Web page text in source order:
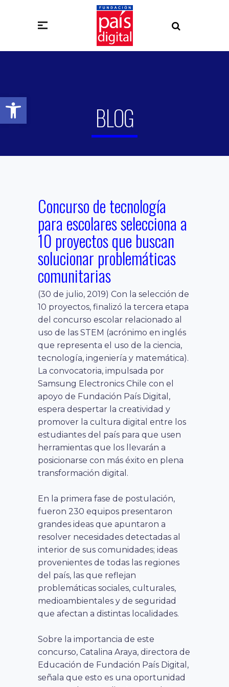
Abrir barra de herramientas
BLOG
Concurso de tecnología
para escolares selecciona a
10 proyectos que buscan
solucionar problemáticas
comunitarias
(30 de julio, 2019) Con la selección de
10 proyectos, finalizó la tercera etapa
del concurso escolar relacionado al
uso de las STEM (acrónimo en inglés
que representa el uso de la ciencia,
tecnología, ingeniería y matemática).
La convocatoria, impulsada por
Samsung Electronics Chile con el
apoyo de Fundación País Digital,
espera despertar la creatividad y
promover la cultura digital entre los
estudiantes del país para que usen
herramientas que los llevarán a
posicionarse con más éxito en plena
transformación digital.
En la primera fase de postulación,
fueron 230 equipos presentaron
grandes ideas que apuntaron a
resolver necesidades detectadas al
interior de sus comunidades; ideas
provenientes de todas las regiones
del país, las que reflejan
problemáticas sociales, culturales,
medioambientales y de seguridad
que afectan a distintas localidades.
Sobre la importancia de este
concurso, Catalina Araya, directora de
Educación de Fundación País Digital,
señala que esto es una oportunidad